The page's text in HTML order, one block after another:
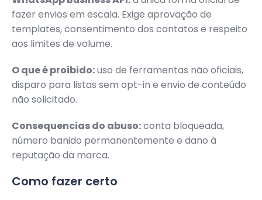
fazer envios em escala. Exige aprovação de
templates, consentimento dos contatos e respeito
aos limites de volume.
O que é proibido:uso de ferramentas não oficiais,
disparo para listas sem opt-in e envio de conteúdo
não solicitado.
Consequencias do abuso:conta bloqueada,
número banido permanentemente e dano à
reputação da marca.
Como fazer certo